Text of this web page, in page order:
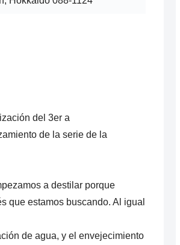
del 3er a
de la serie de la
a destilar porque
que estamos buscando. Al igual
de agua, y el envejecimiento